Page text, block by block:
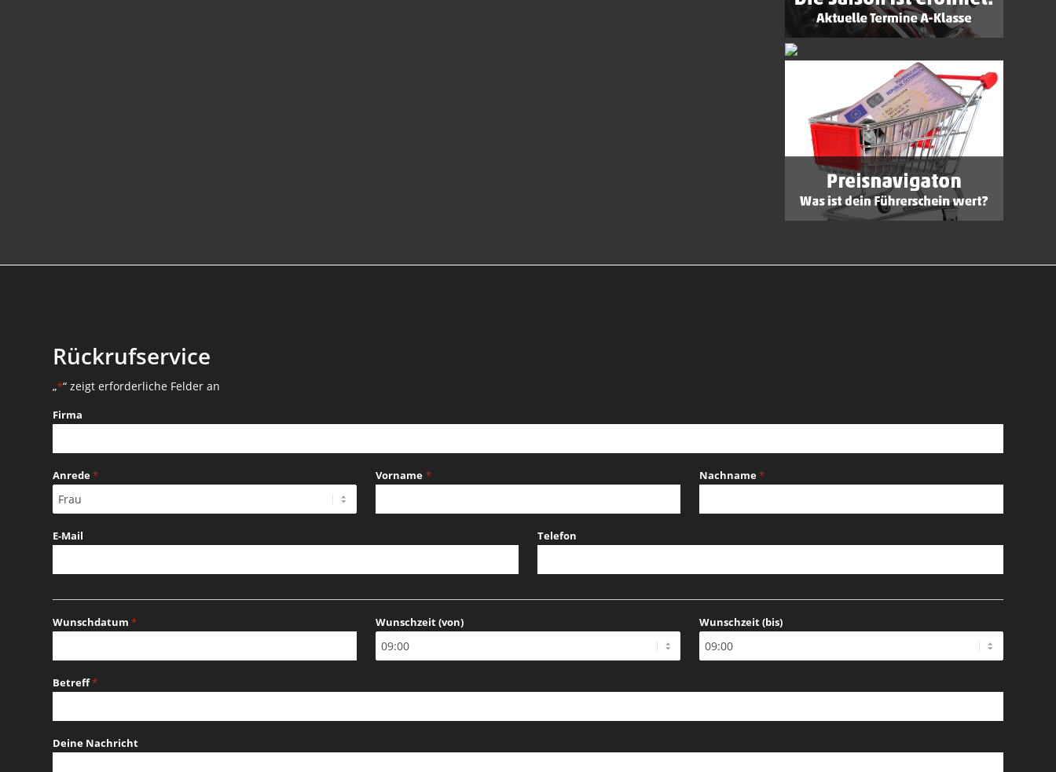
Rückrufservice
„*“ zeigt erforderliche Felder an
Firma
Anrede* Vorname * Nachname*
E-Mail Telefon
Wunschdatum *
TT
JJJJ
Wunschzeit (von) Wunschzeit (bis)
Betreff*
Deine Nachricht